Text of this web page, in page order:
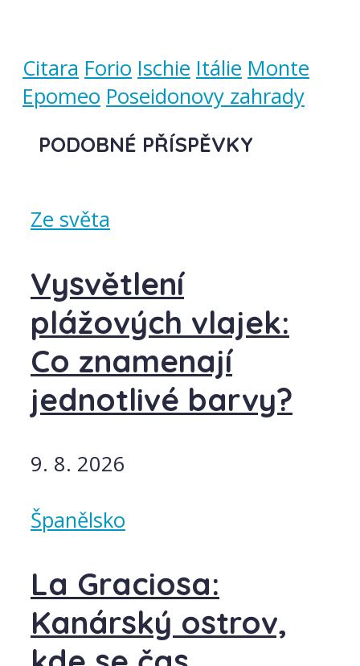
Citara Forio Ischie Itálie Monte
Epomeo Poseidonovy zahrady
PODOBNÉ PŘÍSPĚVKY
Ze světa
Vysvětlení
plážových vlajek:
Co znamenají
jednotlivé barvy?
9. 8. 2026
Španělsko
La Graciosa:
Kanárský ostrov,